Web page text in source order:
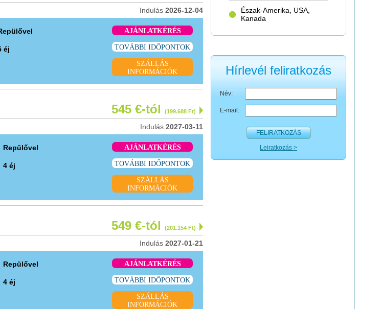
Indulás 2026-12-04
éj
AJÁNLATKÉRÉS
TOVÁBBI IDŐPONTOK
SZÁLLÁS
INFORMÁCIÓK
545 €-tól (199.688 Ft)
Indulás 2027-03-11
Repülővel
4 éj
AJÁNLATKÉRÉS
TOVÁBBI IDŐPONTOK
SZÁLLÁS
INFORMÁCIÓK
549 €-tól (201.154 Ft)
Indulás 2027-01-21
Repülővel
4 éj
AJÁNLATKÉRÉS
TOVÁBBI IDŐPONTOK
SZÁLLÁS
INFORMÁCIÓK
Észak-Amerika, USA,
Kanada
Hírlevél feliratkozás
Név:
E-mail:
FELIRATKOZÁS
Leiratkozás >